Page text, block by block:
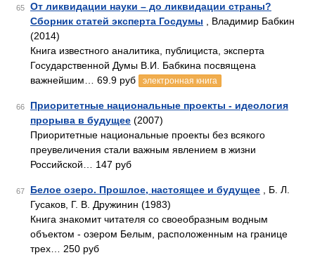
65
От ликвидации науки – до ликвидации страны?
Сборник статей эксперта Госдумы , Владимир Бабкин
(2014)
Книга известного аналитика, публициста, эксперта
Государственной Думы В.И. Бабкина посвящена
важнейшим… 69.9 руб
электронная книга
66
Приоритетные национальные проекты - идеология
прорыва в будущее (2007)
Приоритетные национальные проекты без всякого
преувеличения стали важным явлением в жизни
Российской… 147 руб
67 Белое озеро. Прошлое, настоящее и будущее , Б. Л.
Гусаков, Г. В. Дружинин (1983)
Книга знакомит читателя со своеобразным водным
объектом - озером Белым, расположенным на границе
трех… 250 руб